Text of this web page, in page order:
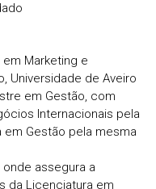
em Marketing e
Universidade de Aveiro
em Gestão, com
Internacionais pela
em Gestão pela mesma
onde assegura a
da Licenciatura em